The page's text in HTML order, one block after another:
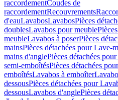
raccordementCoudes de
raccordementRecouvrements
d'eauLavabosLavabosPièces
doublesLavabos pour meuble
meubleLavabos à poserPièces
mainsPièces détachées pour Lave-
mains d'anglePièces détachées
semi-emboîtésPièces détachées
emboîtésLavabos à emboîter
dessousPièces détachées pour
dessousLavabos d'anglePièces